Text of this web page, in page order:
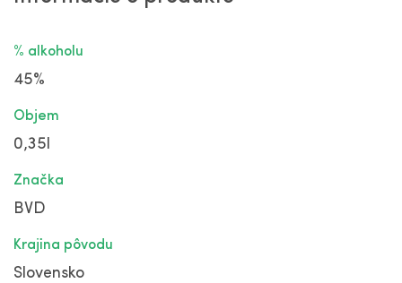
% alkoholu
45%
Objem
0,35l
Značka
BVD
Krajina pôvodu
Slovensko